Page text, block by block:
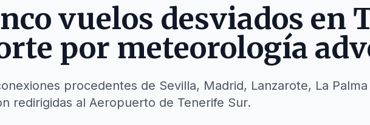
vuelos desviados en
por meteorología
procedentes de Sevilla, Madrid, Lanzarote, La
redirigidas al Aeropuerto de Tenerife Sur.